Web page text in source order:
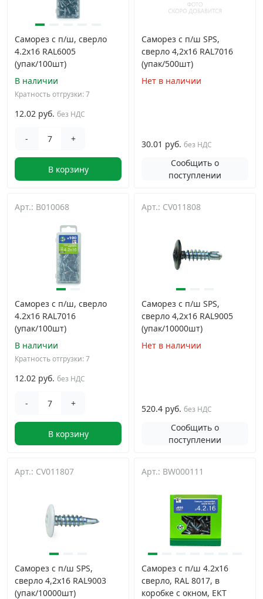
Саморез с п/ш, сверло
4.2х16 RAL6005
(упак/100шт)
В наличии
Кратность отгрузки: 7
12.02 руб. без НДС
- +
В корзину
Саморез с п/ш SPS,
сверло 4,2x16 RAL7016
(упак/500шт)
Нет в наличии
30.01 руб. без НДС
Сообщить о
поступлении
Арт.: B010068
Саморез с п/ш, сверло
4.2х16 RAL7016
(упак/100шт)
В наличии
Кратность отгрузки: 7
12.02 руб. без НДС
- +
В корзину
Арт.: CV011808
Саморез с п/ш SPS,
сверло 4,2x16 RAL9005
(упак/10000шт)
Нет в наличии
520.4 руб. без НДС
Сообщить о
поступлении
Арт.: CV011807
Саморез с п/ш SPS,
сверло 4,2x16 RAL9003
(упак/10000шт)
Арт.: BW000111
Саморез с п/ш 4.2х16
сверло, RAL 8017, в
коробке с окном, ЕКТ